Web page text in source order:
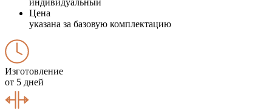
Цена
указана за базовую комплектацию
Изготовление
от 5 дней